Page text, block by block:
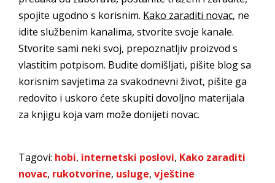
spojite ugodno s korisnim. Kako zaraditi novac, ne
idite službenim kanalima, stvorite svoje kanale.
Stvorite sami neki svoj, prepoznatljiv proizvod s
vlastitim potpisom. Budite domišljati, pišite blog sa
korisnim savjetima za svakodnevni život, pišite ga
redovito i uskoro ćete skupiti dovoljno materijala
za knjigu koja vam može donijeti novac.
Tagovi: hobi, internetski poslovi, Kako zaraditi
novac, rukotvorine, usluge, vještine